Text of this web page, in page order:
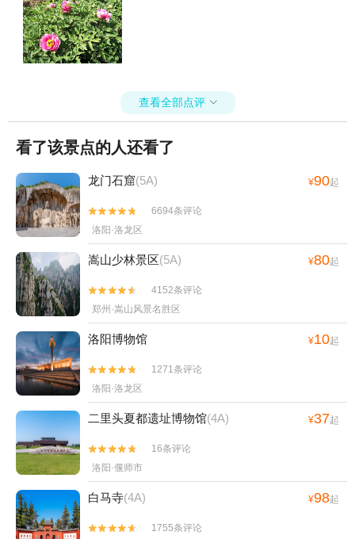
查看全部点评 
看了该景点的人还看了
龙门石窟(5A) ¥90起


6694条评论
洛阳·洛龙区
嵩山少林景区(5A) ¥80起


4152条评论
郑州·嵩山风景名胜区
洛阳博物馆 ¥10起


1271条评论
洛阳·洛龙区
二里头夏都遗址博物馆(4A) ¥37起


16条评论
洛阳·偃师市
白马寺(4A) ¥98起

 1755条评论